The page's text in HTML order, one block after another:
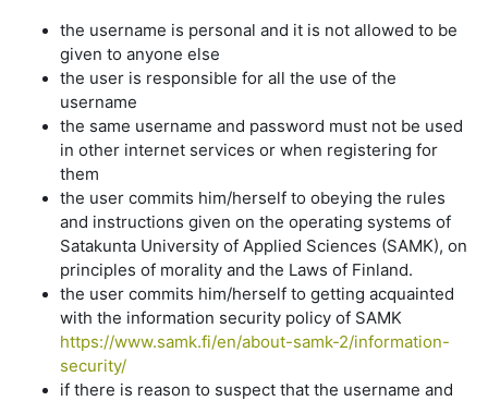
the username is personal and it is not allowed to be
given to anyone else
the user is responsible for all the use of the
username
the same username and password must not be used
in other internet services or when registering for
them
the user commits him/herself to obeying the rules
and instructions given on the operating systems of
Satakunta University of Applied Sciences (SAMK), on
principles of morality and the Laws of Finland.
the user commits him/herself to getting acquainted
with the information security policy of SAMK
https://www.samk.fi/en/about-samk-2/information-
security/
if there is reason to suspect that the username and